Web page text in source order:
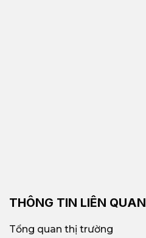
THÔNG TIN LIÊN QUAN
Tổng quan thị trường